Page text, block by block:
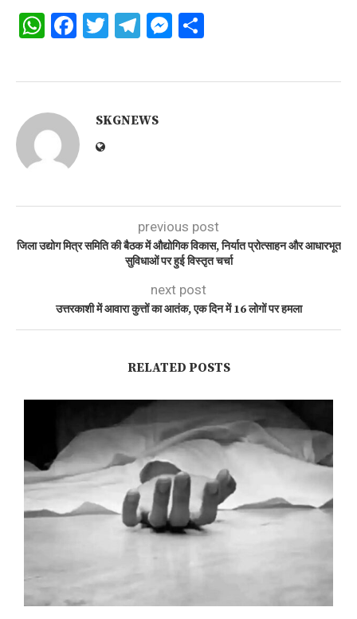
WhatsApp
Facebook
Twitter
Telegram
Messenger
SKGNEWS
previous post
जिला उद्योग मित्र समिति की बैठक में औद्योगिक विकास, निर्यात प्रोत्साहन और आधारभूत
सुविधाओं पर हुई विस्तृत चर्चा
next post
उत्तरकाशी में आवारा कुत्तों का आतंक, एक दिन में 16 लोगों पर हमला
RELATED POSTS